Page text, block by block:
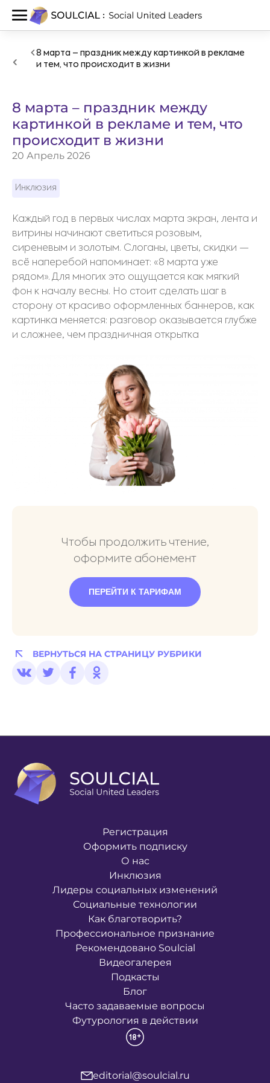
8 марта – праздник между картинкой в рекламе
и тем, что происходит в жизни
8 марта – праздник между
картинкой в рекламе и тем, что
происходит в жизни
20 Апрель 2026
Инклюзия
Каждый год в первых числах марта экран, лента и
витрины начинают светиться розовым,
сиреневым и золотым. Слоганы, цветы, скидки —
всё наперебой напоминает: «8 марта уже
рядом». Для многих это ощущается как мягкий
фон к началу весны. Но стоит сделать шаг в
сторону от красиво оформленных баннеров, как
картинка меняется: разговор оказывается глубже
и сложнее, чем праздничная открытка
Чтобы продолжить чтение,
оформите абонемент
ПЕРЕЙТИ К ТАРИФАМ
ВЕРНУТЬСЯ НА СТРАНИЦУ РУБРИКИ
Регистрация
Оформить подписку
О нас
Инклюзия
Лидеры социальных изменений
Социальные технологии
Как благотворить?
Профессиональное признание
Рекомендовано Soulcial
Видеогалерея
Подкасты
Блог
Часто задаваемые вопросы
Футурология в действии
editorial@soulcial.ru